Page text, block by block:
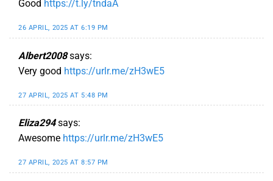
Good https://t.ly/tndaA
26 APRIL, 2025 AT 6:19 PM
Albert2008 says:
Very good https://urlr.me/zH3wE5
27 APRIL, 2025 AT 5:48 PM
Eliza294 says:
Awesome https://urlr.me/zH3wE5
27 APRIL, 2025 AT 8:57 PM